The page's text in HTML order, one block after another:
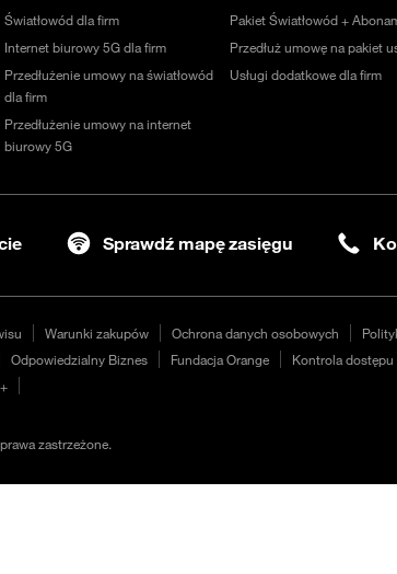
Światłowód dla firm
Internet biurowy 5G dla firm
Przedłużenie umowy na światłowód
dla firm
Przedłużenie umowy na internet
biurowy 5G
Pakiet Światłowód +
Przedłuż umowę na pakiet
Usługi dodatkowe dla firm
Sprawdź mapę zasięgu
Warunki zakupów Ochrona danych osobowych
Odpowiedzialny Biznes Fundacja Orange Kontrola
zastrzeżone.